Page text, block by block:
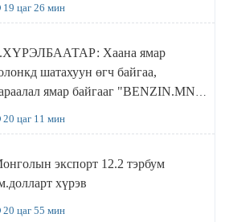
19 цаг 26 мин
Хаана ямар
шатахуун өгч байгаа,
ямар байгааг "BENZIN.MN”
20 цаг 11 мин
экспорт 12.2 тэрбум
хүрэв
20 цаг 55 мин